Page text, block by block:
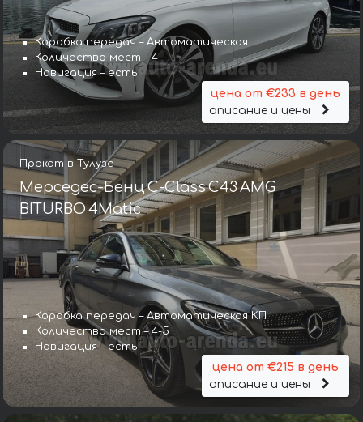
Коробка передач – Автоматическая
Количество мест – 4
Навигация – есть
цена от €233 в день
описание и цены
Прокат в Тулузе
Мерседес-Бенц C-Class C43 AMG
BITURBO 4Matic
Коробка передач – Автоматическая КП
Количество мест – 4-5
Навигация – есть
цена от €215 в день
описание и цены